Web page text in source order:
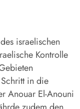
israelischen
Kontrolle
in die
Anouar El-Anouni